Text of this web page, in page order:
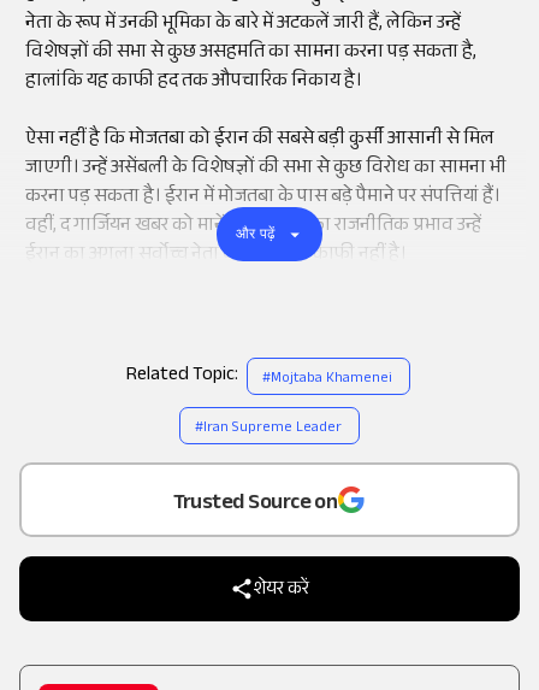
Add
as a
Trusted Source on
शेयर करें
नेता के रूप में उनकी भूमिका के बारे में अटकलें जारी हैं, लेकिन उन्हें
विशेषज्ञों की सभा से कुछ असहमति का सामना करना पड़ सकता है,
हालांकि यह काफी हद तक औपचारिक निकाय है।
ऐसा नहीं है कि मोजतबा को ईरान की सबसे बड़ी कुर्सी आसानी से मिल
जाएगी। उन्हें असेंबली के विशेषज्ञों की सभा से कुछ विरोध का सामना भी
करना पड़ सकता है। ईरान में मोजतबा के पास बड़े पैमाने पर संपत्तियां हैं।
वहीं, द गार्जियन खबर को मानें तो मोजतबा का राजनीतिक प्रभाव उन्हें
ईरान का अगला सर्वोच्च नेता बनने के लिए काफी नहीं है।
और पढ़ें
Related Topic: #Mojtaba Khamenei
#Iran Supreme Leader